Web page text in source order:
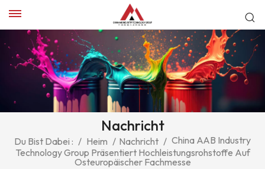
Nachricht
Du Bist Dabei : / Heim / Nachricht / China AAB Industry
Technology Group Präsentiert Hochleistungsrohstoffe Auf
Osteuropäischer Fachmesse